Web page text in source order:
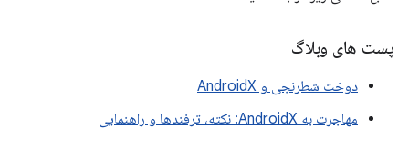
پست های وبلاگ
دوخت شطرنجی و AndroidX
مهاجرت به AndroidX: نکته، ترفندها و راهنمایی